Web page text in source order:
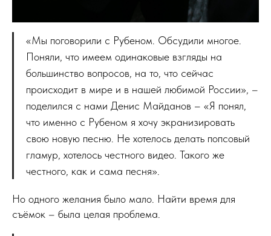
«Мы поговорили с Рубеном. Обсудили многое.
Поняли, что имеем одинаковые взгляды на
большинство вопросов, на то, что сейчас
происходит в мире и в нашей любимой России», –
поделился с нами Денис Майданов – «Я понял,
что именно с Рубеном я хочу экранизировать
свою новую песню. Не хотелось делать попсовый
гламур, хотелось честного видео. Такого же
честного, как и сама песня».
Но одного желания было мало. Найти время для
съёмок – была целая проблема.